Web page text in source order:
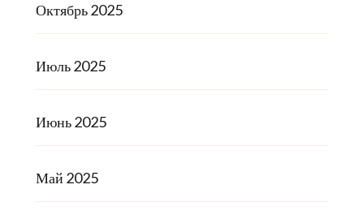
Октябрь 2025
Июль 2025
Июнь 2025
Май 2025